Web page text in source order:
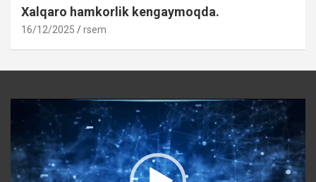
Xalqaro hamkorlik kengaymoqda.
16/12/2025 rsem
Video
Player